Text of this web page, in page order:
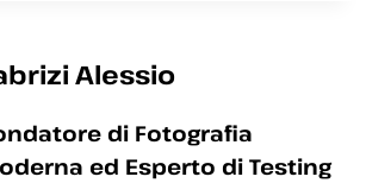
Alessio
di Fotografia
ed Esperto di Testing